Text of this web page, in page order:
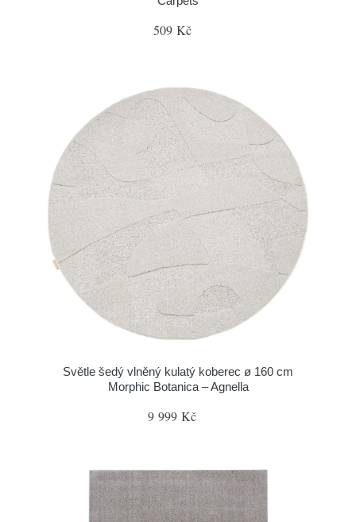
509 Kč
Světle šedý vlněný kulatý koberec ø 160 cm
Morphic Botanica – Agnella
9 999 Kč